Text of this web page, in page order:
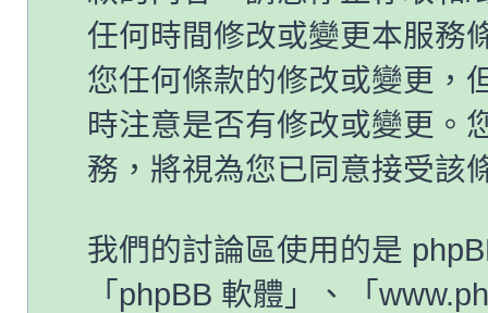
任何時間修改或變更本服務
您任何條款的修改或變更，
時注意是否有修改或變更。
務，將視為您已同意接受該
我們的討論區使用的是
「phpBB 軟體」、「